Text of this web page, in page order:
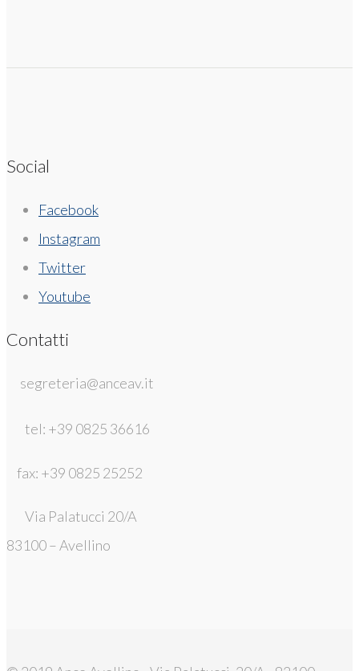
Social
Facebook
Instagram
Twitter
Youtube
Contatti
segreteria@anceav.it
tel: +39 0825 36616
fax: +39 0825 25252
Via Palatucci 20/A
83100 – Avellino